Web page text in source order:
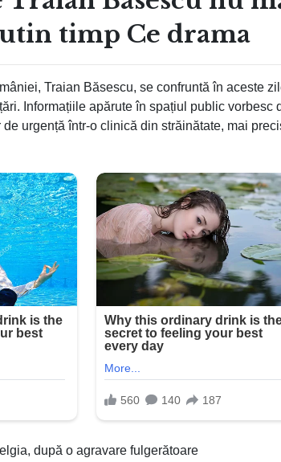
timp Ce drama
Traian Băsescu, se confruntă în aceste
Informațiile apărute în spațiul public vorbesc
urgență într-o clinică din străinătate, mai
după o agravare fulgerătoare